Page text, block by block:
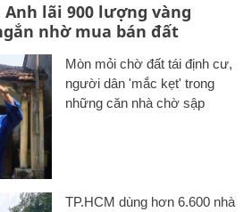
Anh lãi 900 lượng vàng
nhờ mua bán đất
Mòn mỏi chờ đất tái định cư,
người dân 'mắc kẹt' trong
những căn nhà chờ sập
TP.HCM dùng hơn 6.600 nhà